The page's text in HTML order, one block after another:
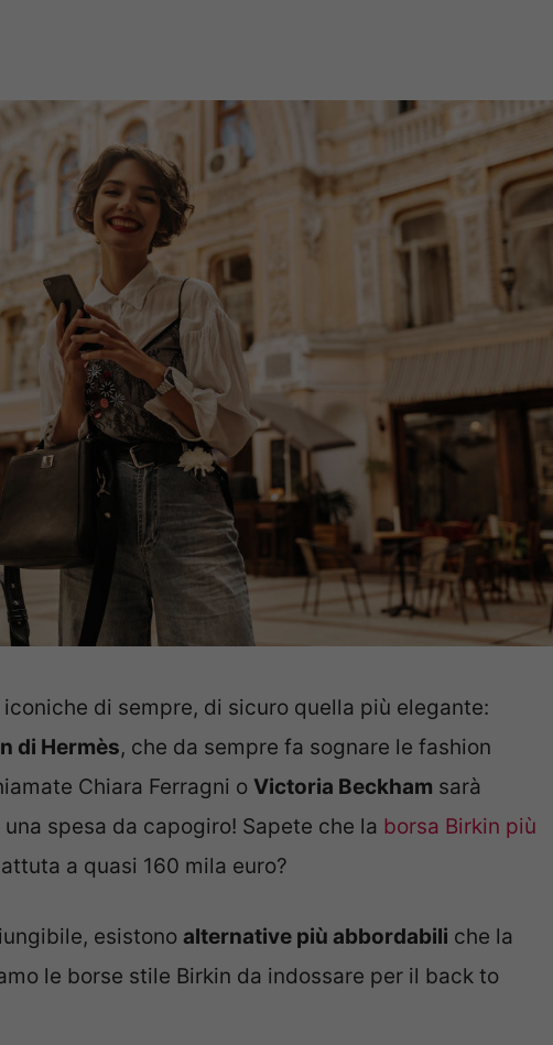
iconiche di sempre, di sicuro quella più elegante:
di Hermès, che da sempre fa sognare le fashion
Chiara Ferragni o Victoria Beckham sarà
spesa da capogiro! Sapete che la borsa Birkin più
a quasi 160 mila euro?
esistono alternative più abbordabili che la
le borse stile Birkin da indossare per il back to